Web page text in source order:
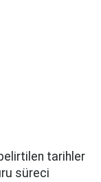
tarihler
süreci